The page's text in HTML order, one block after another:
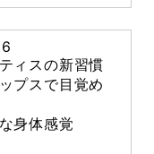
ィスの新習慣
プスで目覚め
身体感覚